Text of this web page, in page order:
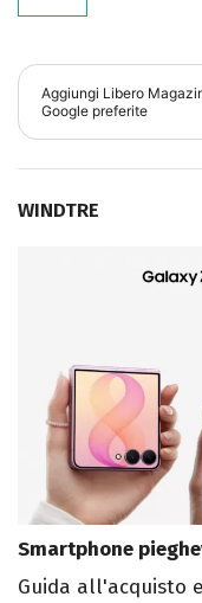
Aggiungi Libero
Google preferite
WINDTRE
Smartphone
Guida all'acquisto